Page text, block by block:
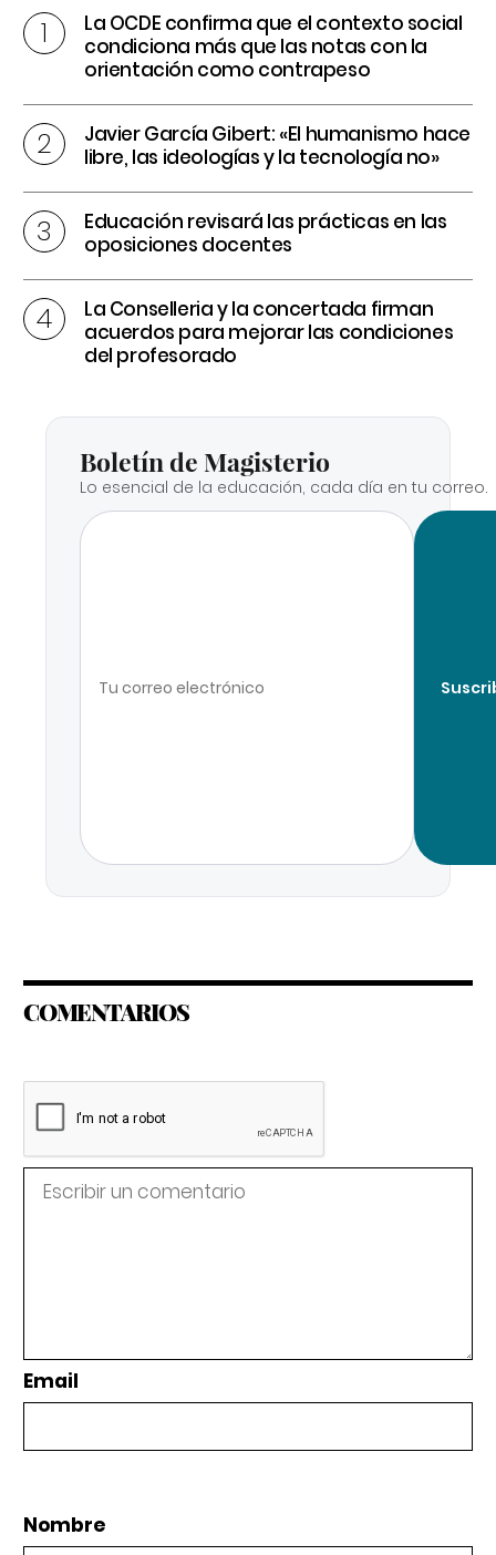
La OCDE confirma que el contexto social
condiciona más que las notas con la
orientación como contrapeso
Javier García Gibert: «El humanismo hace
libre, las ideologías y la tecnología no»
Educación revisará las prácticas en las
oposiciones docentes
La Conselleria y la concertada firman
acuerdos para mejorar las condiciones
del profesorado
Boletín de Magisterio
Lo esencial de la educación, cada día en tu correo.
COMENTARIOS
Email
Nombre